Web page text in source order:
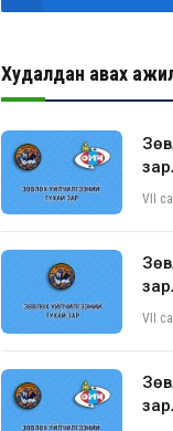
Худалдан авах
VII
VII